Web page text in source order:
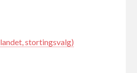
stortingsvalg)